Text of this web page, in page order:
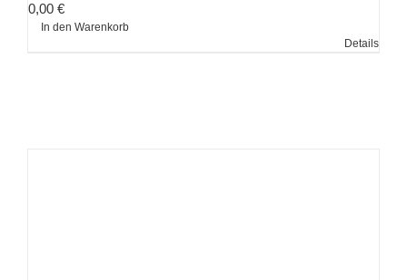
0,00 €
In den Warenkorb
Details